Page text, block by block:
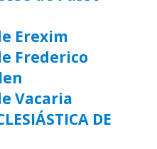
Erexim
Frederico
Vacaria
DE